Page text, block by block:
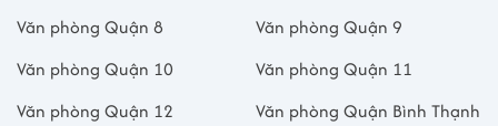
Văn phòng Quận 8
Văn phòng Quận 9
Văn phòng Quận 10
Văn phòng Quận 11
Văn phòng Quận 12
Văn phòng Quận Bình Thạnh